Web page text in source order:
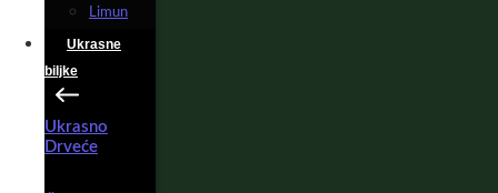
Limun
Ukrasne
biljke
Ukrasno
Drveće